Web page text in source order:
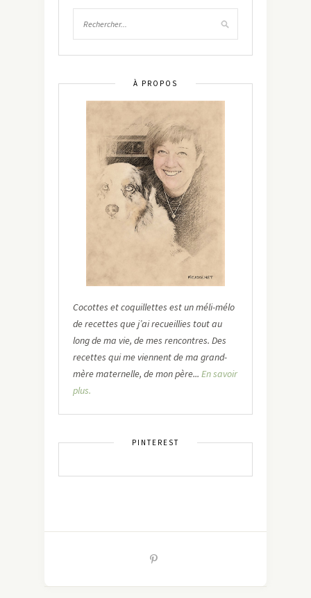
À PROPOS
Cocottes et coquillettes est un méli-mélo
de recettes que j’ai recueillies tout au
long de ma vie, de mes rencontres. Des
recettes qui me viennent de ma grand-
mère maternelle, de mon père... En savoir
plus.
PINTEREST